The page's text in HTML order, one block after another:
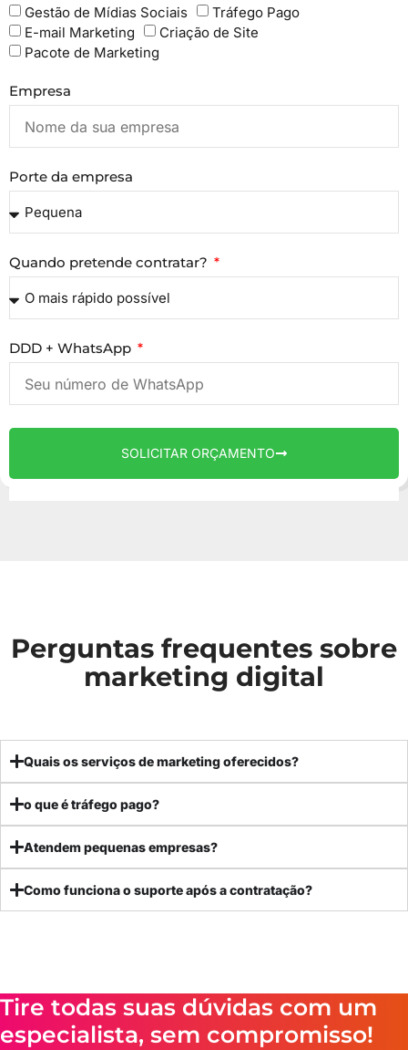
Gestão de Mídias Sociais
Tráfego Pago
E-mail Marketing
Criação de Site
Pacote de Marketing
Empresa
Porte da empresa
Quando pretende contratar?
DDD + WhatsApp
SOLICITAR ORÇAMENTO
Perguntas frequentes sobre
marketing digital
Quais os serviços de marketing oferecidos?
o que é tráfego pago?
Atendem pequenas empresas?
Como funciona o suporte após a contratação?
Tire todas suas dúvidas com um
especialista, sem compromisso!